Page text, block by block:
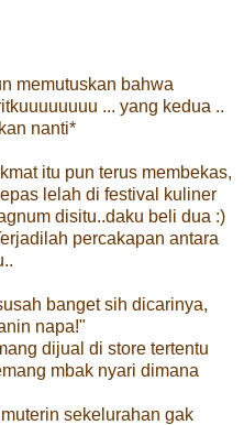
memutuskan bahwa
... yang kedua ..
nanti*
itu pun terus membekas,
lelah di festival kuliner
disitu..daku beli dua :)
percakapan antara
banget sih dicarinya,
napa!"
dijual di store tertentu
mbak nyari dimana
sekelurahan gak